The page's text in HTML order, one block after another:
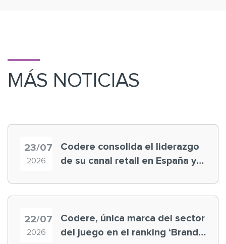
MÁS NOTICIAS
23/07
2026
Codere consolida el liderazgo
de su canal retail en España y
22/07
2026
Codere, única marca del sector
del juego en el ranking ‘Brand